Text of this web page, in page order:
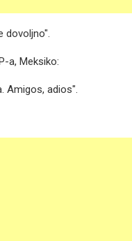
dovoljno".
a, Meksiko:
Amigos, adios".